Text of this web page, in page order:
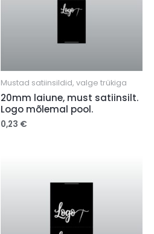
Mustad satiinsildid, valge trükiga
20mm laiune, must satiinsilt.
Logo mõlemal pool.
0,23 €